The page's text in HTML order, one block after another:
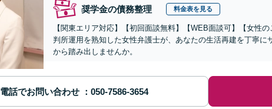
奨学金の債務整理 料金表を見る
【関東エリア対応】【初回面談無料】【WEB面談可】【女性
判所運用を熟知した女性弁護士が、あなたの生活再建を丁寧
から踏み出しませんか。
電話でお問い合わせ